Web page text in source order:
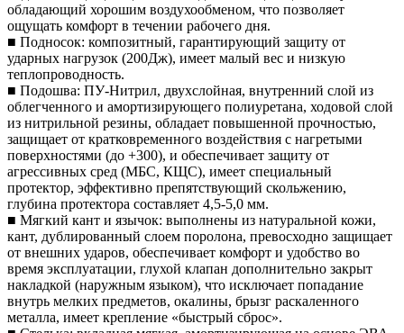
обладающий хорошим воздухообменом, что позволяет
ощущать комфорт в течении рабочего дня.
■ Подносок: композитный, гарантирующий защиту от
ударных нагрузок (200Дж), имеет малый вес и низкую
теплопроводность.
■ Подошва: ПУ-Нитрил, двухслойная, внутренний слой из
облегченного и амортизирующего полиуретана, ходовой слой
из нитрильной резины, обладает повышенной прочностью,
защищает от кратковременного воздействия с нагретыми
поверхностями (до +300), и обеспечивает защиту от
агрессивных сред (МБС, КЩС), имеет специальный
протектор, эффективно препятствующий скольжению,
глубина протектора составляет 4,5-5,0 мм.
■ Мягкий кант и язычок: выполнены из натуральной кожи,
кант, дублированный слоем поролона, превосходно защищает
от внешних ударов, обеспечивает комфорт и удобство во
время эксплуатации, глухой клапан дополнительно закрыт
накладкой (наружным языком), что исключает попадание
внутрь мелких предметов, окалины, брызг раскаленного
металла, имеет крепление «быстрый сброс».